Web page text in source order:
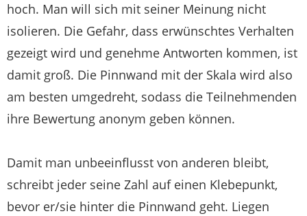
hoch. Man will sich mit seiner Meinung nicht
isolieren. Die Gefahr, dass erwünschtes Verhalten
gezeigt wird und genehme Antworten kommen, ist
damit groß. Die Pinnwand mit der Skala wird also
am besten umgedreht, sodass die Teilnehmenden
ihre Bewertung anonym geben können.
Damit man unbeeinflusst von anderen bleibt,
schreibt jeder seine Zahl auf einen Klebepunkt,
bevor er/sie hinter die Pinnwand geht. Liegen